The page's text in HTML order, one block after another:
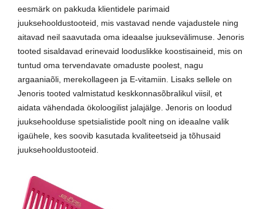
eesmärk on pakkuda klientidele parimaid
juuksehooldustooteid, mis vastavad nende vajadustele ning
aitavad neil saavutada oma ideaalse juuksevälimuse. Jenoris
tooted sisaldavad erinevaid looduslikke koostisaineid, mis on
tuntud oma tervendavate omaduste poolest, nagu
argaaniaõli, merekollageen ja E-vitamiin. Lisaks sellele on
Jenoris tooted valmistatud keskkonnasõbralikul viisil, et
aidata vähendada ökoloogilist jalajälge. Jenoris on loodud
juuksehoolduse spetsialistide poolt ning on ideaalne valik
igaühele, kes soovib kasutada kvaliteetseid ja tõhusaid
juuksehooldustooteid.
Lash
Aristocrat Shower
Exfoliating Set
9,49 € 7,72 €
Lisa korvi
Beauty Jar
kinkekomplekt
15,00 €
Lisa